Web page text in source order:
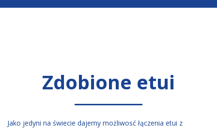
Zdobione etui
Jako jedyni na świecie dajemy możliwosć łączenia etui z